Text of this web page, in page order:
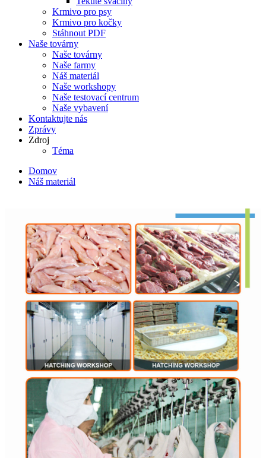
Krmivo pro psy
Krmivo pro kočky
Stáhnout PDF
Naše továrny
Naše továrny
Naše farmy
Náš materiál
Naše workshopy
Naše testovací centrum
Naše vybavení
Kontaktujte nás
Zprávy
Zdroj
Téma
Domov
Náš materiál